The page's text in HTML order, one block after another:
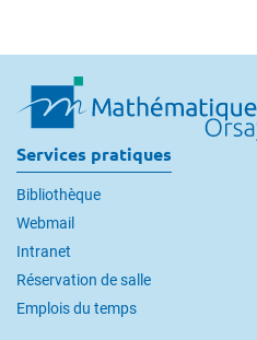
Services pratiques
Bibliothèque
Webmail
Intranet
Réservation de salle
Emplois du temps